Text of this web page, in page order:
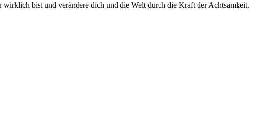
wirklich bist und verändere dich und die Welt durch die Kraft der Achtsamkeit.